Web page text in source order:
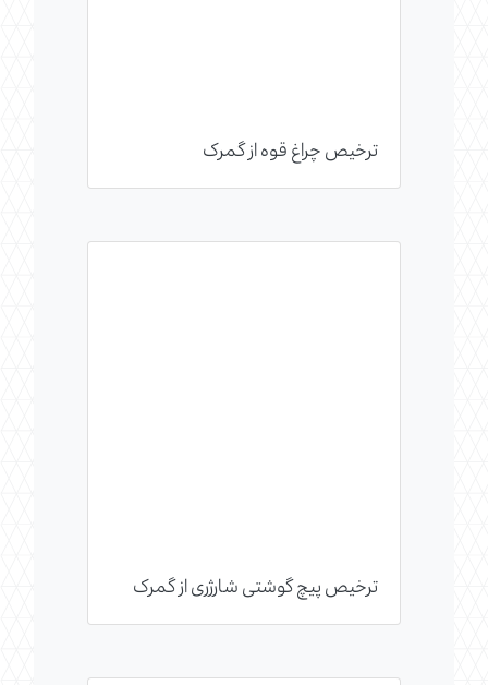
ترخیص چراغ قوه از گمرک
ترخیص پیچ گوشتی شارژری از گمرک